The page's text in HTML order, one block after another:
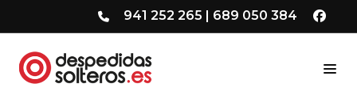
941 252 265 | 689 050 384